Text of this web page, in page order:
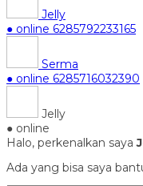
Jelly
● online 6285792233165
Serma
● online 6285716032390
Jelly
● online
Halo, perkenalkan saya
Ada yang bisa saya